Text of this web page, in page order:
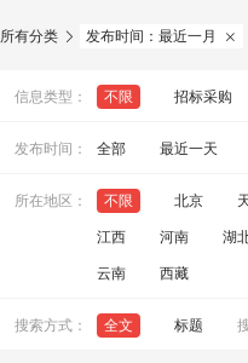
所有分类  发布时间：最近一月 
信息类型： 不限 招标采购
发布时间： 全部 最近一天
所在地区： 不限 北京
江西 河南 湖
云南 西藏
搜索方式： 全文 标题